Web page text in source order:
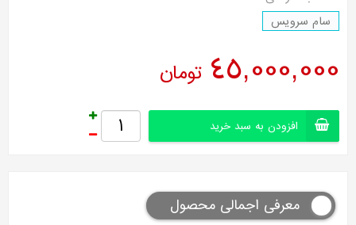
سام سرویس
45,000,000 تومان
افزودن به سبد خرید
معرفی اجمالی محصول